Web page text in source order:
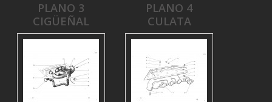
PLANO 3
CIGÜEÑAL
PLANO 4
CULATA